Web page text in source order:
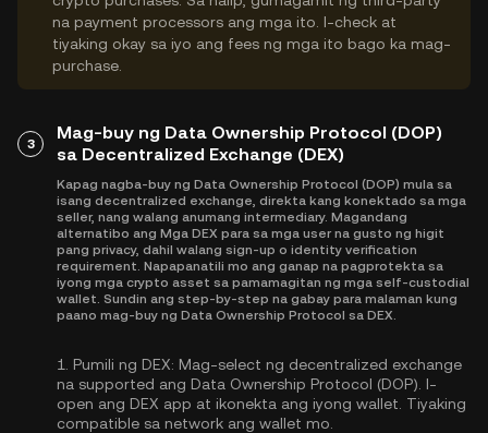
na payment processors ang mga ito. I-check at
tiyaking okay sa iyo ang fees ng mga ito bago ka mag-
purchase.
3
Mag-buy ng Data Ownership Protocol (DOP)
sa Decentralized Exchange (DEX)
Kapag nagba-buy ng Data Ownership Protocol (DOP) mula sa
isang decentralized exchange, direkta kang konektado sa mga
seller, nang walang anumang intermediary. Magandang
alternatibo ang Mga DEX para sa mga user na gusto ng higit
pang privacy, dahil walang sign-up o identity verification
requirement. Napapanatili mo ang ganap na pagprotekta sa
iyong mga crypto asset sa pamamagitan ng mga self-custodial
wallet. Sundin ang step-by-step na gabay para malaman kung
paano mag-buy ng Data Ownership Protocol sa DEX.
1. Pumili ng DEX: Mag-select ng decentralized exchange
na supported ang Data Ownership Protocol (DOP). I-
open ang DEX app at ikonekta ang iyong wallet. Tiyaking
compatible sa network ang wallet mo.